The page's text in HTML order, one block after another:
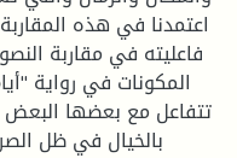
اعتمدنا في هذه
فاعليته في مقاربة
المكونات في رواية
تتفاعل مع بعضها البعض
بالخيال في ظل